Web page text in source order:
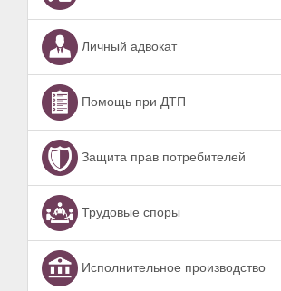
Личный адвокат
Помощь при ДТП
Защита прав потребителей
Трудовые споры
Исполнительное производство